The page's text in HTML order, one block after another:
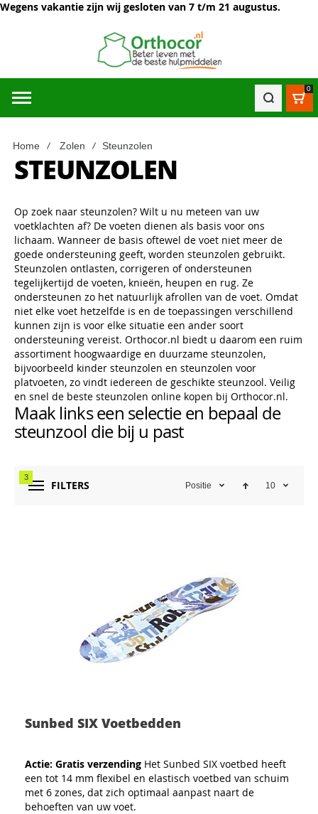
Wegens vakantie zijn wij gesloten van 7 t/m 21 augustus.
0
Home Zolen Steunzolen
STEUNZOLEN
Op zoek naar steunzolen? Wilt u nu meteen van uw
voetklachten af? De voeten dienen als basis voor ons
lichaam. Wanneer de basis oftewel de voet niet meer de
goede ondersteuning geeft, worden steunzolen gebruikt.
Steunzolen ontlasten, corrigeren of ondersteunen
tegelijkertijd de voeten, knieën, heupen en rug. Ze
ondersteunen zo het natuurlijk afrollen van de voet. Omdat
niet elke voet hetzelfde is en de toepassingen verschillend
kunnen zijn is voor elke situatie een ander soort
ondersteuning vereist. Orthocor.nl biedt u daarom een ruim
assortiment hoogwaardige en duurzame steunzolen,
bijvoorbeeld kinder steunzolen en steunzolen voor
platvoeten, zo vindt iedereen de geschikte steunzool. Veilig
en snel de beste steunzolen online kopen bij Orthocor.nl.
Maak links een selectie en bepaal de
steunzool die bij u past
FILTERS
3
Positie 10
Sunbed SIX Voetbedden
Actie: Gratis verzending Het Sunbed SIX voetbed heeft
een tot 14 mm flexibel en elastisch voetbed van schuim
met 6 zones, dat zich optimaal aanpast naart de
behoeften van uw voet.